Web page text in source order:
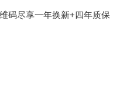
码尽享一年换新+四年质保